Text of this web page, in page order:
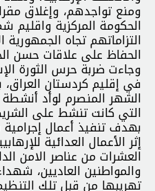
ومنع تواجدهم، وإغلاق
الحكومة المركزية واقليم
التزاماتهم تجاه الجمهورية
الحفاظ على علاقات حسن
وجاءت ضربة حرس الثورة
في إقليم كردستان
الشهر المنصرم لوأد
التي كانت تنشط على
بهدف تنفيذ أعمال
إثر الأعمال العدائية
العشرات من عناصر الامن
والمواطنين العاديين،
تهريبها من قبل تلك